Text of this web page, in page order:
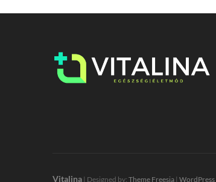
Vitalina | Designed by: Theme Freesia | WordPress